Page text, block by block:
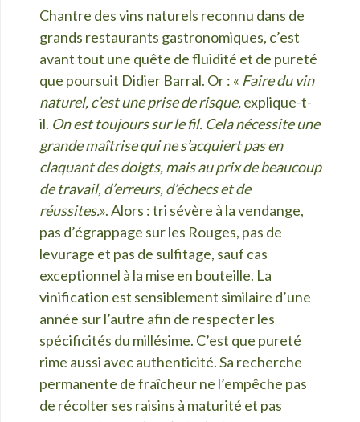
Chantre des vins naturels reconnu dans de
grands restaurants gastronomiques, c’est
avant tout une quête de fluidité et de pureté
que poursuit Didier Barral. Or : « Faire du vin
naturel, c’est une prise de risque,explique-t-
il. On est toujours sur le fil. Cela nécessite une
grande maîtrise qui ne s’acquiert pas en
claquant des doigts, mais au prix de beaucoup
de travail, d’erreurs, d’échecs et de
réussites.». Alors : tri sévère à la vendange,
pas d’égrappage sur les Rouges, pas de
levurage et pas de sulfitage, sauf cas
exceptionnel à la mise en bouteille. La
vinification est sensiblement similaire d’une
année sur l’autre afin de respecter les
spécificités du millésime. C’est que pureté
rime aussi avec authenticité. Sa recherche
permanente de fraîcheur ne l’empêche pas
de récolter ses raisins à maturité et pas